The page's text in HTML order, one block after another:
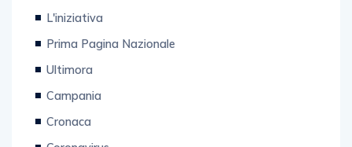
L'iniziativa
Prima Pagina Nazionale
Ultimora
Campania
Cronaca